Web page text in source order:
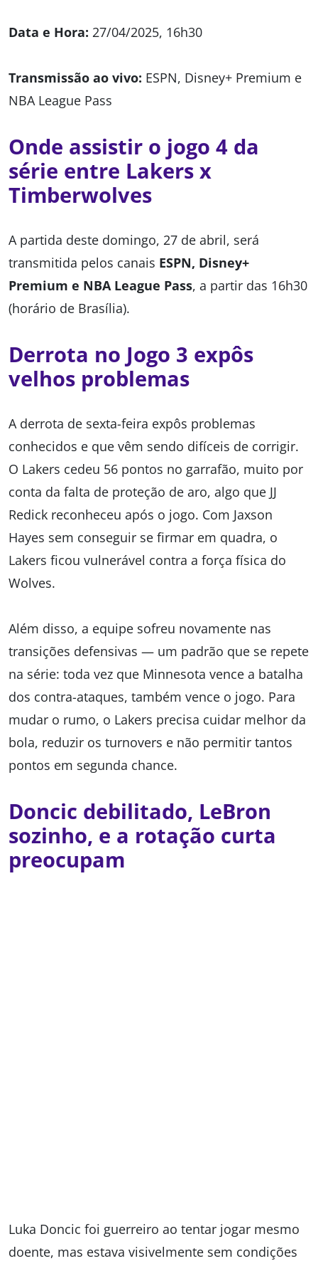
Data e Hora: 27/04/2025, 16h30
Transmissão ao vivo: ESPN, Disney+ Premium e
NBA League Pass
Onde assistir o jogo 4 da
série entre Lakers x
Timberwolves
A partida deste domingo, 27 de abril, será
transmitida pelos canais ESPN, Disney+
Premium e NBA League Pass, a partir das 16h30
(horário de Brasília).
Derrota no Jogo 3 expôs
velhos problemas
A derrota de sexta-feira expôs problemas
conhecidos e que vêm sendo difíceis de corrigir.
O Lakers cedeu 56 pontos no garrafão, muito por
conta da falta de proteção de aro, algo que JJ
Redick reconheceu após o jogo. Com Jaxson
Hayes sem conseguir se firmar em quadra, o
Lakers ficou vulnerável contra a força física do
Wolves.
Além disso, a equipe sofreu novamente nas
transições defensivas — um padrão que se repete
na série: toda vez que Minnesota vence a batalha
dos contra-ataques, também vence o jogo. Para
mudar o rumo, o Lakers precisa cuidar melhor da
bola, reduzir os turnovers e não permitir tantos
pontos em segunda chance.
Doncic debilitado, LeBron
sozinho, e a rotação curta
preocupam
Luka Doncic foi guerreiro ao tentar jogar mesmo
doente, mas estava visivelmente sem condições